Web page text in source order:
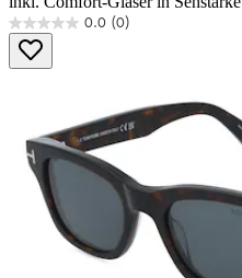
0.0 (0)
0.0
von
5